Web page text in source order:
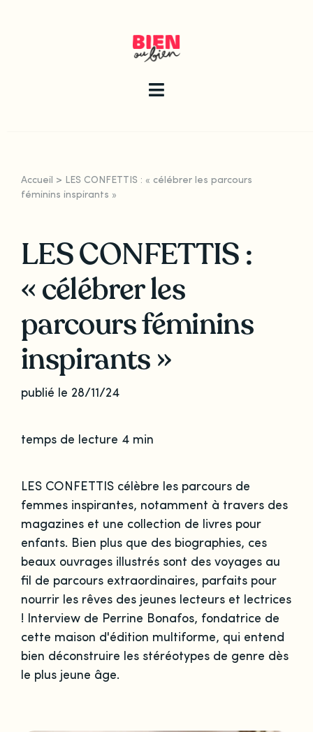
Toggle
Les articles
Qui sommes-nous ?
Accueil > LES CONFETTIS : « célébrer les parcours
féminins inspirants »
LES CONFETTIS :
« célébrer les
parcours féminins
inspirants »
publié le 28/11/24
temps de lecture 4 min
LES CONFETTIS célèbre les parcours de
femmes inspirantes, notamment à travers des
magazines et une collection de livres pour
enfants. Bien plus que des biographies, ces
beaux ouvrages illustrés sont des voyages au
fil de parcours extraordinaires, parfaits pour
nourrir les rêves des jeunes lecteurs et lectrices
! Interview de Perrine Bonafos, fondatrice de
cette maison d'édition multiforme, qui entend
bien déconstruire les stéréotypes de genre dès
le plus jeune âge.